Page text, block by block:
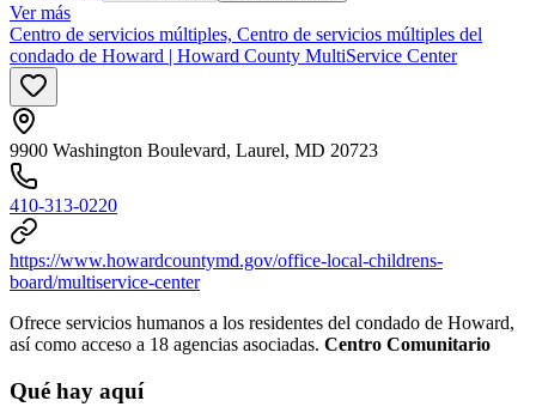
Ver más
Centro de servicios múltiples, Centro de servicios múltiples del
condado de Howard | Howard County MultiService Center
9900 Washington Boulevard, Laurel, MD 20723
410-313-0220
https://www.howardcountymd.gov/office-local-childrens-
board/multiservice-center
Ofrece servicios humanos a los residentes del condado de Howard,
así como acceso a 18 agencias asociadas. Centro Comunitario
Qué hay aquí